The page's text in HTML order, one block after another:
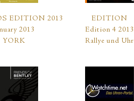
EDITION 2013
2013
YORK
EDITION
Edition 4 2013
Rallye und Uhr